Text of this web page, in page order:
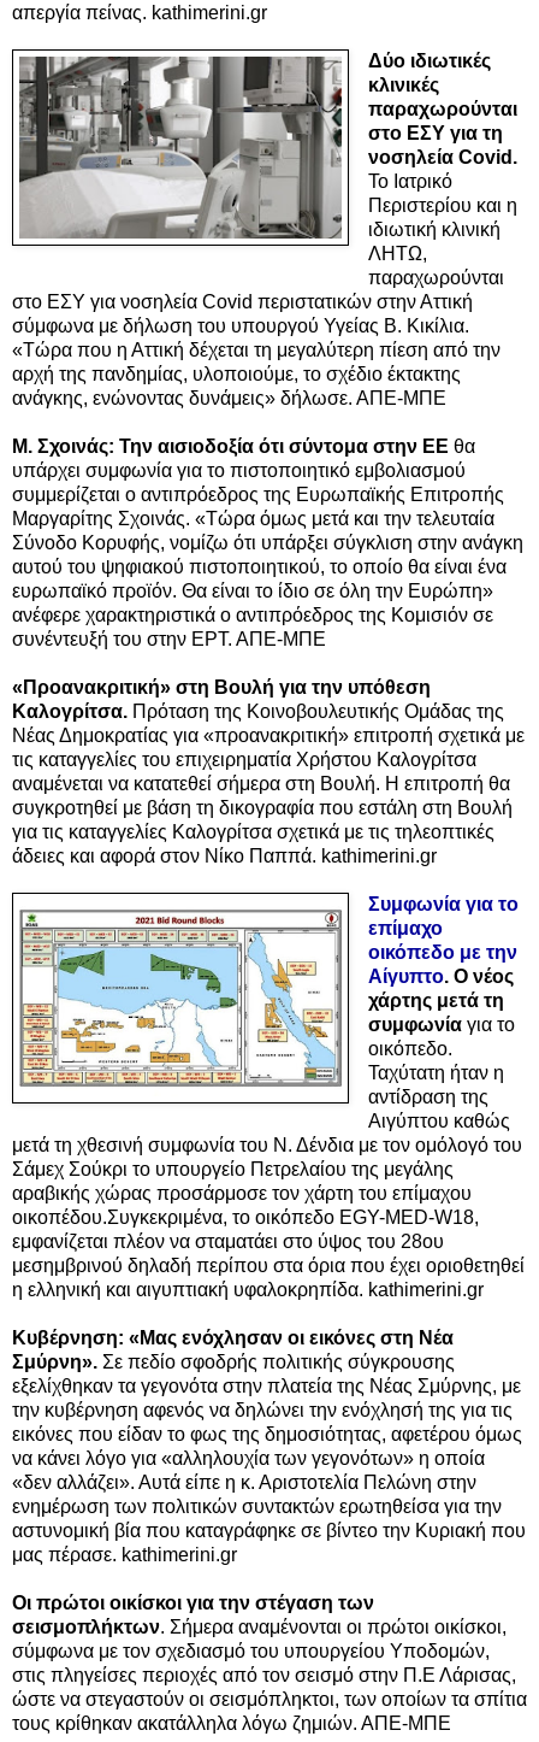
απεργία πείνας. kathimerini.gr
Δύο ιδιωτικές
κλινικές
παραχωρούνται
στο ΕΣΥ για τη
νοσηλεία Covid.
Το Ιατρικό
Περιστερίου και η
ιδιωτική κλινική
ΛΗΤΩ,
παραχωρούνται
στο ΕΣΥ για νοσηλεία Covid περιστατικών στην Αττική
σύμφωνα με δήλωση του υπουργού Υγείας Β. Κικίλια.
«Τώρα που η Αττική δέχεται τη μεγαλύτερη πίεση από την
αρχή της πανδημίας, υλοποιούμε, το σχέδιο έκτακτης
ανάγκης, ενώνοντας δυνάμεις» δήλωσε. ΑΠΕ-ΜΠΕ
Μ. Σχοινάς: Την αισιοδοξία ότι σύντομα στην ΕΕ θα
υπάρχει συμφωνία για το πιστοποιητικό εμβολιασμού
συμμερίζεται ο αντιπρόεδρος της Ευρωπαϊκής Επιτροπής
Μαργαρίτης Σχοινάς. «Τώρα όμως μετά και την τελευταία
Σύνοδο Κορυφής, νομίζω ότι υπάρξει σύγκλιση στην ανάγκη
αυτού του ψηφιακού πιστοποιητικού, το οποίο θα είναι ένα
ευρωπαϊκό προϊόν. Θα είναι το ίδιο σε όλη την Ευρώπη»
ανέφερε χαρακτηριστικά ο αντιπρόεδρος της Κομισιόν σε
συνέντευξή του στην ΕΡΤ. ΑΠΕ-ΜΠΕ
«Προανακριτική» στη Βουλή για την υπόθεση
Καλογρίτσα. Πρόταση της Κοινοβουλευτικής Ομάδας της
Νέας Δημοκρατίας για «προανακριτική» επιτροπή σχετικά με
τις καταγγελίες του επιχειρηματία Χρήστου Καλογρίτσα
αναμένεται να κατατεθεί σήμερα στη Βουλή. Η επιτροπή θα
συγκροτηθεί με βάση τη δικογραφία που εστάλη στη Βουλή
για τις καταγγελίες Καλογρίτσα σχετικά με τις τηλεοπτικές
άδειες και αφορά στον Νίκο Παππά. kathimerini.gr
Συμφωνία για το
επίμαχο
οικόπεδο με την
Αίγυπτο. Ο νέος
χάρτης μετά τη
συμφωνίαγια το
οικόπεδο.
Ταχύτατη ήταν η
αντίδραση της
Αιγύπτου καθώς
μετά τη χθεσινή συμφωνία του Ν. Δένδια με τον ομόλογό του
Σάμεχ Σούκρι το υπουργείο Πετρελαίου της μεγάλης
αραβικής χώρας προσάρμοσε τον χάρτη του επίμαχου
οικοπέδου.Συγκεκριμένα, το οικόπεδο EGY-MED-W18,
εμφανίζεται πλέον να σταματάει στο ύψος του 28ου
μεσημβρινού δηλαδή περίπου στα όρια που έχει οριοθετηθεί
η ελληνική και αιγυπτιακή υφαλοκρηπίδα. kathimerini.gr
Κυβέρνηση: «Μας ενόχλησαν οι εικόνες στη Νέα
Σμύρνη». Σε πεδίο σφοδρής πολιτικής σύγκρουσης
εξελίχθηκαν τα γεγονότα στην πλατεία της Νέας Σμύρνης, με
την κυβέρνηση αφενός να δηλώνει την ενόχλησή της για τις
εικόνες που είδαν το φως της δημοσιότητας, αφετέρου όμως
να κάνει λόγο για «αλληλουχία των γεγονότων» η οποία
«δεν αλλάζει». Αυτά είπε η κ. Αριστοτελία Πελώνη στην
ενημέρωση των πολιτικών συντακτών ερωτηθείσα για την
αστυνομική βία που καταγράφηκε σε βίντεο την Κυριακή που
μας πέρασε. kathimerini.gr
Οι πρώτοι οικίσκοι για την στέγαση των
σεισμοπλήκτων. Σήμερα αναμένονται οι πρώτοι οικίσκοι,
σύμφωνα με τον σχεδιασμό του υπουργείου Υποδομών,
στις πληγείσες περιοχές από τον σεισμό στην Π.Ε Λάρισας,
ώστε να στεγαστούν οι σεισμόπληκτοι, των οποίων τα σπίτια
τους κρίθηκαν ακατάλληλα λόγω ζημιών. ΑΠΕ-ΜΠΕ